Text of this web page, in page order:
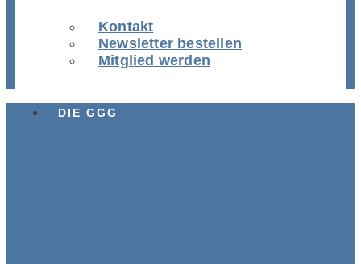
Kontakt
Newsletter bestellen
Mitglied werden
DIE GGG